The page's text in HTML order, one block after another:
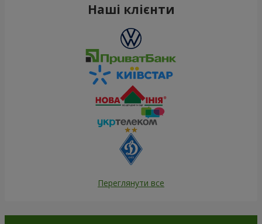
Наші клієнти
Переглянути все